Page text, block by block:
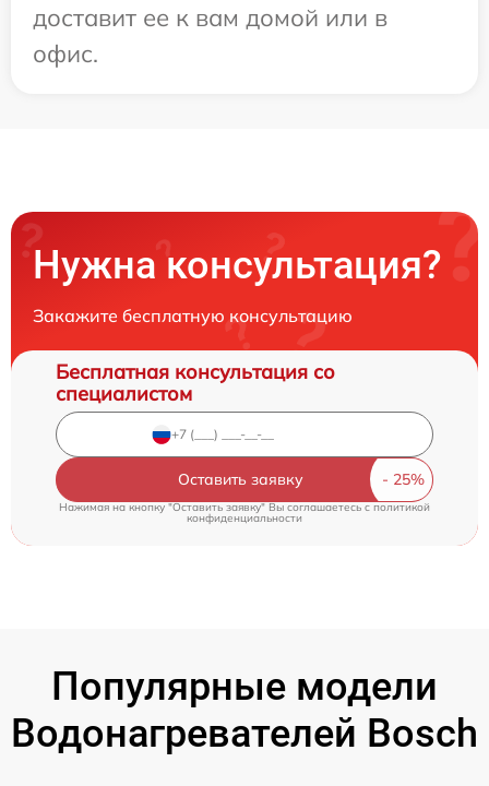
доставит ее к вам домой или в
офис.
Нужна консультация?
Закажите бесплатную консультацию
Бесплатная консультация со
специалистом
Оставить заявку
Нажимая на кнопку "Оставить заявку" Вы соглашаетесь cполитикой
конфиденциальности
Популярные модели
Водонагревателей Bosch